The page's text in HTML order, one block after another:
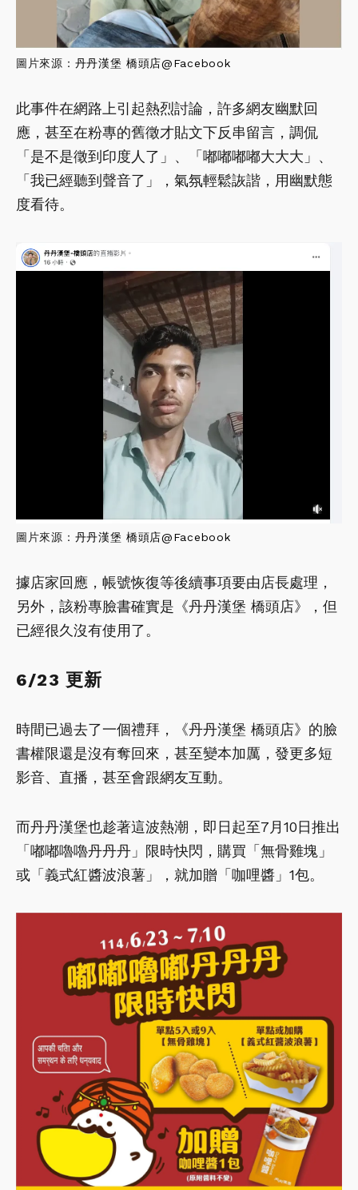
圖片來源： 丹丹漢堡 橋頭店@Facebook
此事件在網路上引起熱烈討論，許多網友幽默回
應，甚至在粉專的舊徵才貼文下反串留言，調侃
「是不是徵到印度人了」、「嘟嘟嘟嘟大大大」、
「我已經聽到聲音了」，氣氛輕鬆詼諧，用幽默態
度看待。
圖片來源： 丹丹漢堡 橋頭店@Facebook
據店家回應，帳號恢復等後續事項要由店長處理，
另外，該粉專臉書確實是《丹丹漢堡 橋頭店》，但
已經很久沒有使用了。
6/23 更新
時間已過去了一個禮拜，《丹丹漢堡 橋頭店》的臉
書權限還是沒有奪回來，甚至變本加厲，發更多短
影音、直播，甚至會跟網友互動。
而丹丹漢堡也趁著這波熱潮， 即日起至7月10日推出
「嘟嘟嚕嚕丹丹丹」限時快閃，購買「無骨雞塊」
或「義式紅醬波浪薯」，就加贈「咖哩醬」1包。